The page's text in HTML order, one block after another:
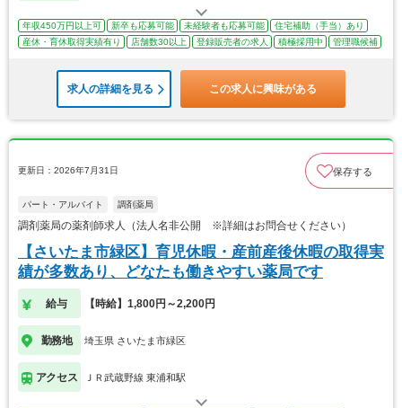
年収450万円以上可 新卒も応募可能 未経験者も応募可能
住宅補助（手当）あり
産休・育休取得実績有り
店舗数30以上 登録販売者の求人 積極採用中 管理職候補
求人の詳細を見る この求人に興味がある
更新日：2026年7月31日 保存する
パート・アルバイト 調剤薬局
調剤薬局の薬剤師求人（法人名非公開 ※詳細はお問合せください）
【さいたま市緑区】育児休暇・産前産後休暇の取得実
績が多数あり、どなたも働きやすい薬局です
給与 【時給】1,800円～2,200円
勤務地 埼玉県 さいたま市緑区
アクセス ＪＲ武蔵野線 東浦和駅